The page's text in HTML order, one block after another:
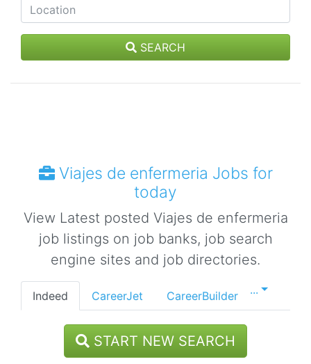
SEARCH
Viajes de enfermeria Jobs for
today
View Latest posted Viajes de enfermeria
job listings on job banks, job search
engine sites and job directories.
Indeed CareerJet CareerBuilder ...
START NEW SEARCH